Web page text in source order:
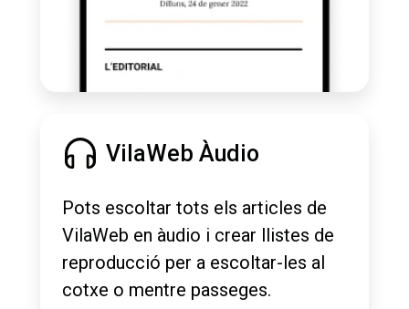
VilaWeb Àudio
Pots escoltar tots els articles de
VilaWeb en àudio i crear llistes de
reproducció per a escoltar-les al
cotxe o mentre passeges.